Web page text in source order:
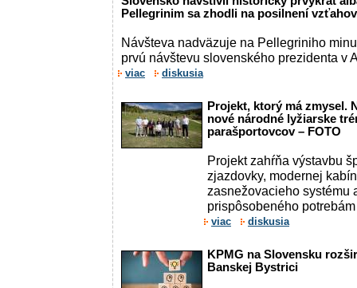
Pellegrinim sa zhodli na posilnení
Návšteva nadväzuje na Pellegriniho
prvú návštevu slovenského prezidenta v
viac diskusia
Projekt, ktorý má zmysel.
nové národné lyžiarske
parašportovcov – FOTO
Projekt zahŕňa výstavbu
zjazdovky, modernej
zasnežovacieho systému
prispôsobeného
viac diskusia
KPMG na Slovensku
Banskej Bystrici